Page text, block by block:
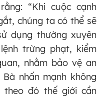
“Khi cuộc cạnh
chúng ta có thể sẽ
dụng thường xuyên
trừng phạt, kiểm
nhằm bảo vệ an
nhấn mạnh không
theo đó thế giới cần